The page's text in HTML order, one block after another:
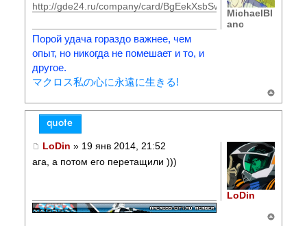
http://gde24.ru/company/card/BgEekXsbSwL8T61VenrzT9cZ/
Порой удача гораздо важнее, чем
опыт, но никогда не помешает и то, и
другое.
マクロス私の心に永遠に生きる!
MichaelBl
anc
LoDin » 19 янв 2014, 21:52
ага, а потом его перетащили )))
LoDin